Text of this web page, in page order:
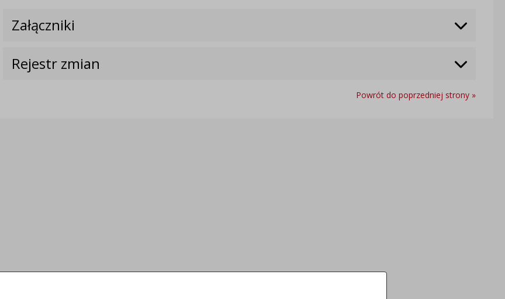
Załączniki
Rejestr zmian
Powrót do poprzedniej strony »